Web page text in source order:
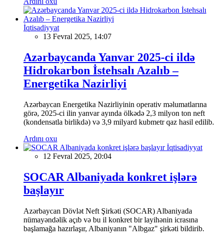
İqtisadiyyat
13 Fevral 2025, 14:07
Azərbaycanda Yanvar 2025-ci ildə
Hidrokarbon İstehsalı Azalıb –
Energetika Nazirliyi
Azərbaycan Energetika Nazirliyinin operativ məlumatlarına
görə, 2025-ci ilin yanvar ayında ölkədə 2,3 milyon ton neft
(kondensatla birlikdə) və 3,9 milyard kubmetr qaz hasil edilib.
Ardını oxu
İqtisadiyyat
12 Fevral 2025, 20:04
SOCAR Albaniyada konkret işlərə
başlayır
Azərbaycan Dövlət Neft Şirkəti (SOCAR) Albaniyada
nümayəndəlik açıb və bu il konkret bir layihənin icrasına
başlamağa hazırlaşır, Albaniyanın "Albgaz" şirkəti bildirib.